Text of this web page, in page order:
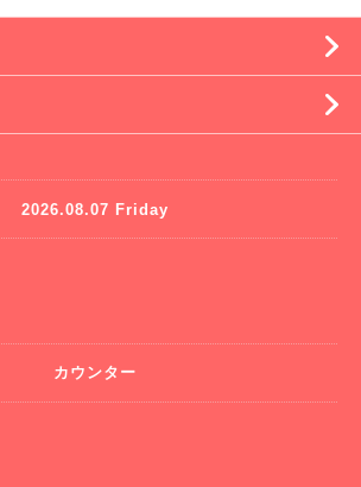
2026.08.07 Friday
カウンター